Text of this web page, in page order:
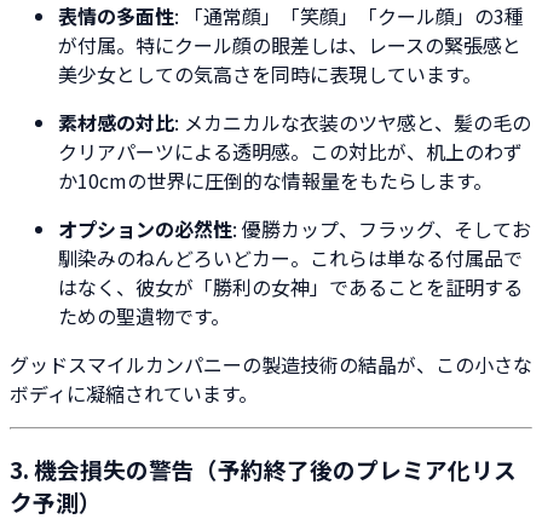
表情の多面性: 「通常顔」「笑顔」「クール顔」の3種
が付属。特にクール顔の眼差しは、レースの緊張感と
美少女としての気高さを同時に表現しています。
素材感の対比: メカニカルな衣装のツヤ感と、髪の毛の
クリアパーツによる透明感。この対比が、机上のわず
か10cmの世界に圧倒的な情報量をもたらします。
オプションの必然性: 優勝カップ、フラッグ、そしてお
馴染みのねんどろいどカー。これらは単なる付属品で
はなく、彼女が「勝利の女神」であることを証明する
ための聖遺物です。
グッドスマイルカンパニーの製造技術の結晶が、この小さな
ボディに凝縮されています。
3. 機会損失の警告（予約終了後のプレミア化リス
ク予測）